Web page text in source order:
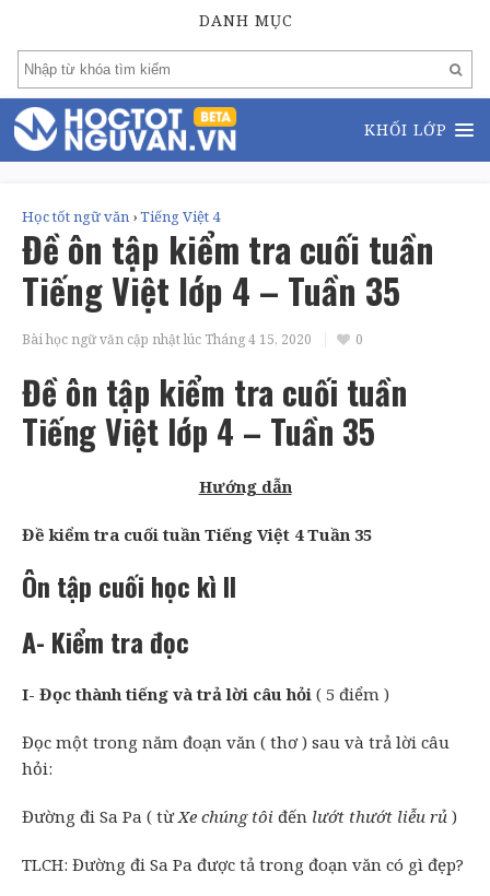
DANH MỤC
KHỐI LỚP
Học tốt ngữ văn ›Tiếng Việt 4
Đề ôn tập kiểm tra cuối tuần
Tiếng Việt lớp 4 – Tuần 35
Bài học ngữ văn cập nhật lúc Tháng 4 15, 2020 0
Đề ôn tập kiểm tra cuối tuần
Tiếng Việt lớp 4 – Tuần 35
Hướng dẫn
Đề kiểm tra cuối tuần Tiếng Việt 4 Tuần 35
Ôn tập cuối học kì II
A- Kiểm tra đọc
I- Đọc thành tiếng và trả lời câu hỏi ( 5 điểm )
Đọc một trong năm đoạn văn ( thơ ) sau và trả lời câu
hỏi:
Đường đi Sa Pa ( từXe chúng tôi đến lướt thướt liễu rủ )
TLCH: Đường đi Sa Pa được tả trong đoạn văn có gì đẹp?